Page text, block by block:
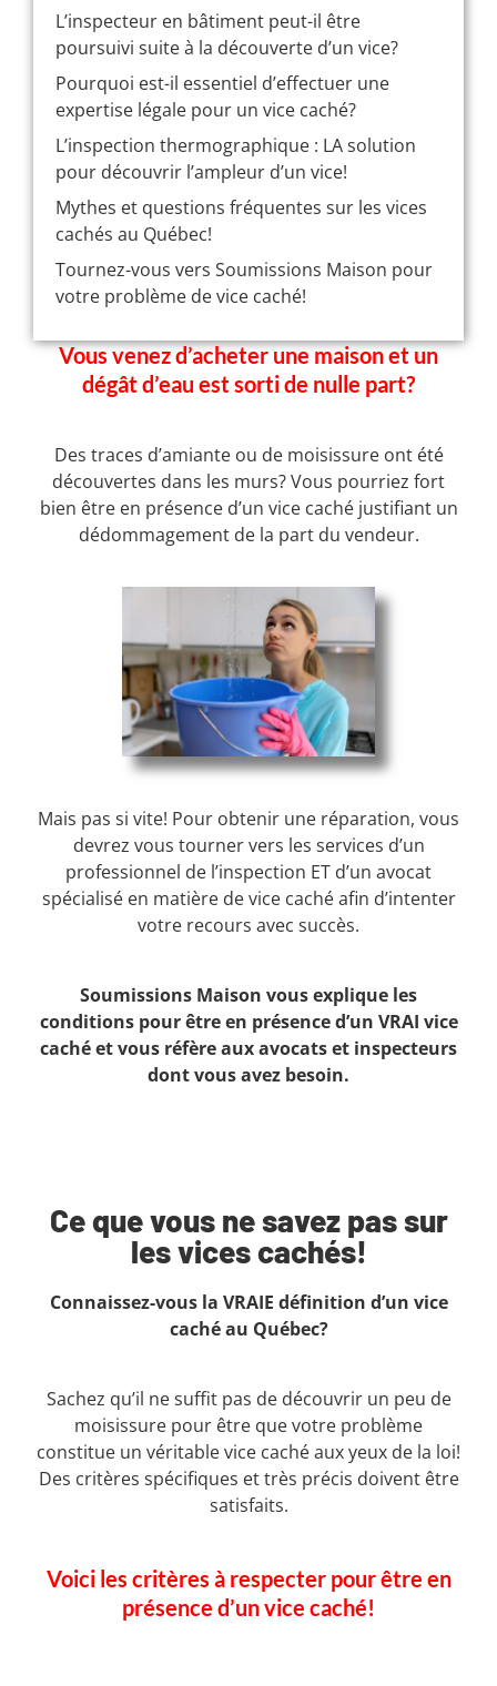
L’inspecteur en bâtiment peut-il être
poursuivi suite à la découverte d’un vice?
Pourquoi est-il essentiel d’effectuer une
expertise légale pour un vice caché?
L’inspection thermographique : LA solution
pour découvrir l’ampleur d’un vice!
Mythes et questions fréquentes sur les vices
cachés au Québec!
Tournez-vous vers Soumissions Maison pour
votre problème de vice caché!
Vous venez d’acheter une maison et un
dégât d’eau est sorti de nulle part?
Des traces d’amiante ou de moisissure ont été
découvertes dans les murs? Vous pourriez fort
bien être en présence d’un vice caché justifiant un
dédommagement de la part du vendeur.
Mais pas si vite! Pour obtenir une réparation, vous
devrez vous tourner vers les services d’un
professionnel de l’inspection ET d’un avocat
spécialisé en matière de vice caché afin d’intenter
votre recours avec succès.
Soumissions Maison vous explique les
conditions pour être en présence d’un VRAI vice
caché et vous réfère aux avocats et inspecteurs
dont vous avez besoin.
Ce que vous ne savez pas sur
les vices cachés!
Connaissez-vous la VRAIE définition d’un vice
caché au Québec?
Sachez qu’il ne suffit pas de découvrir un peu de
moisissure pour être que votre problème
constitue un véritable vice caché aux yeux de la loi!
Des critères spécifiques et très précis doivent être
satisfaits.
Voici les critères à respecter pour être en
présence d’un vice caché!